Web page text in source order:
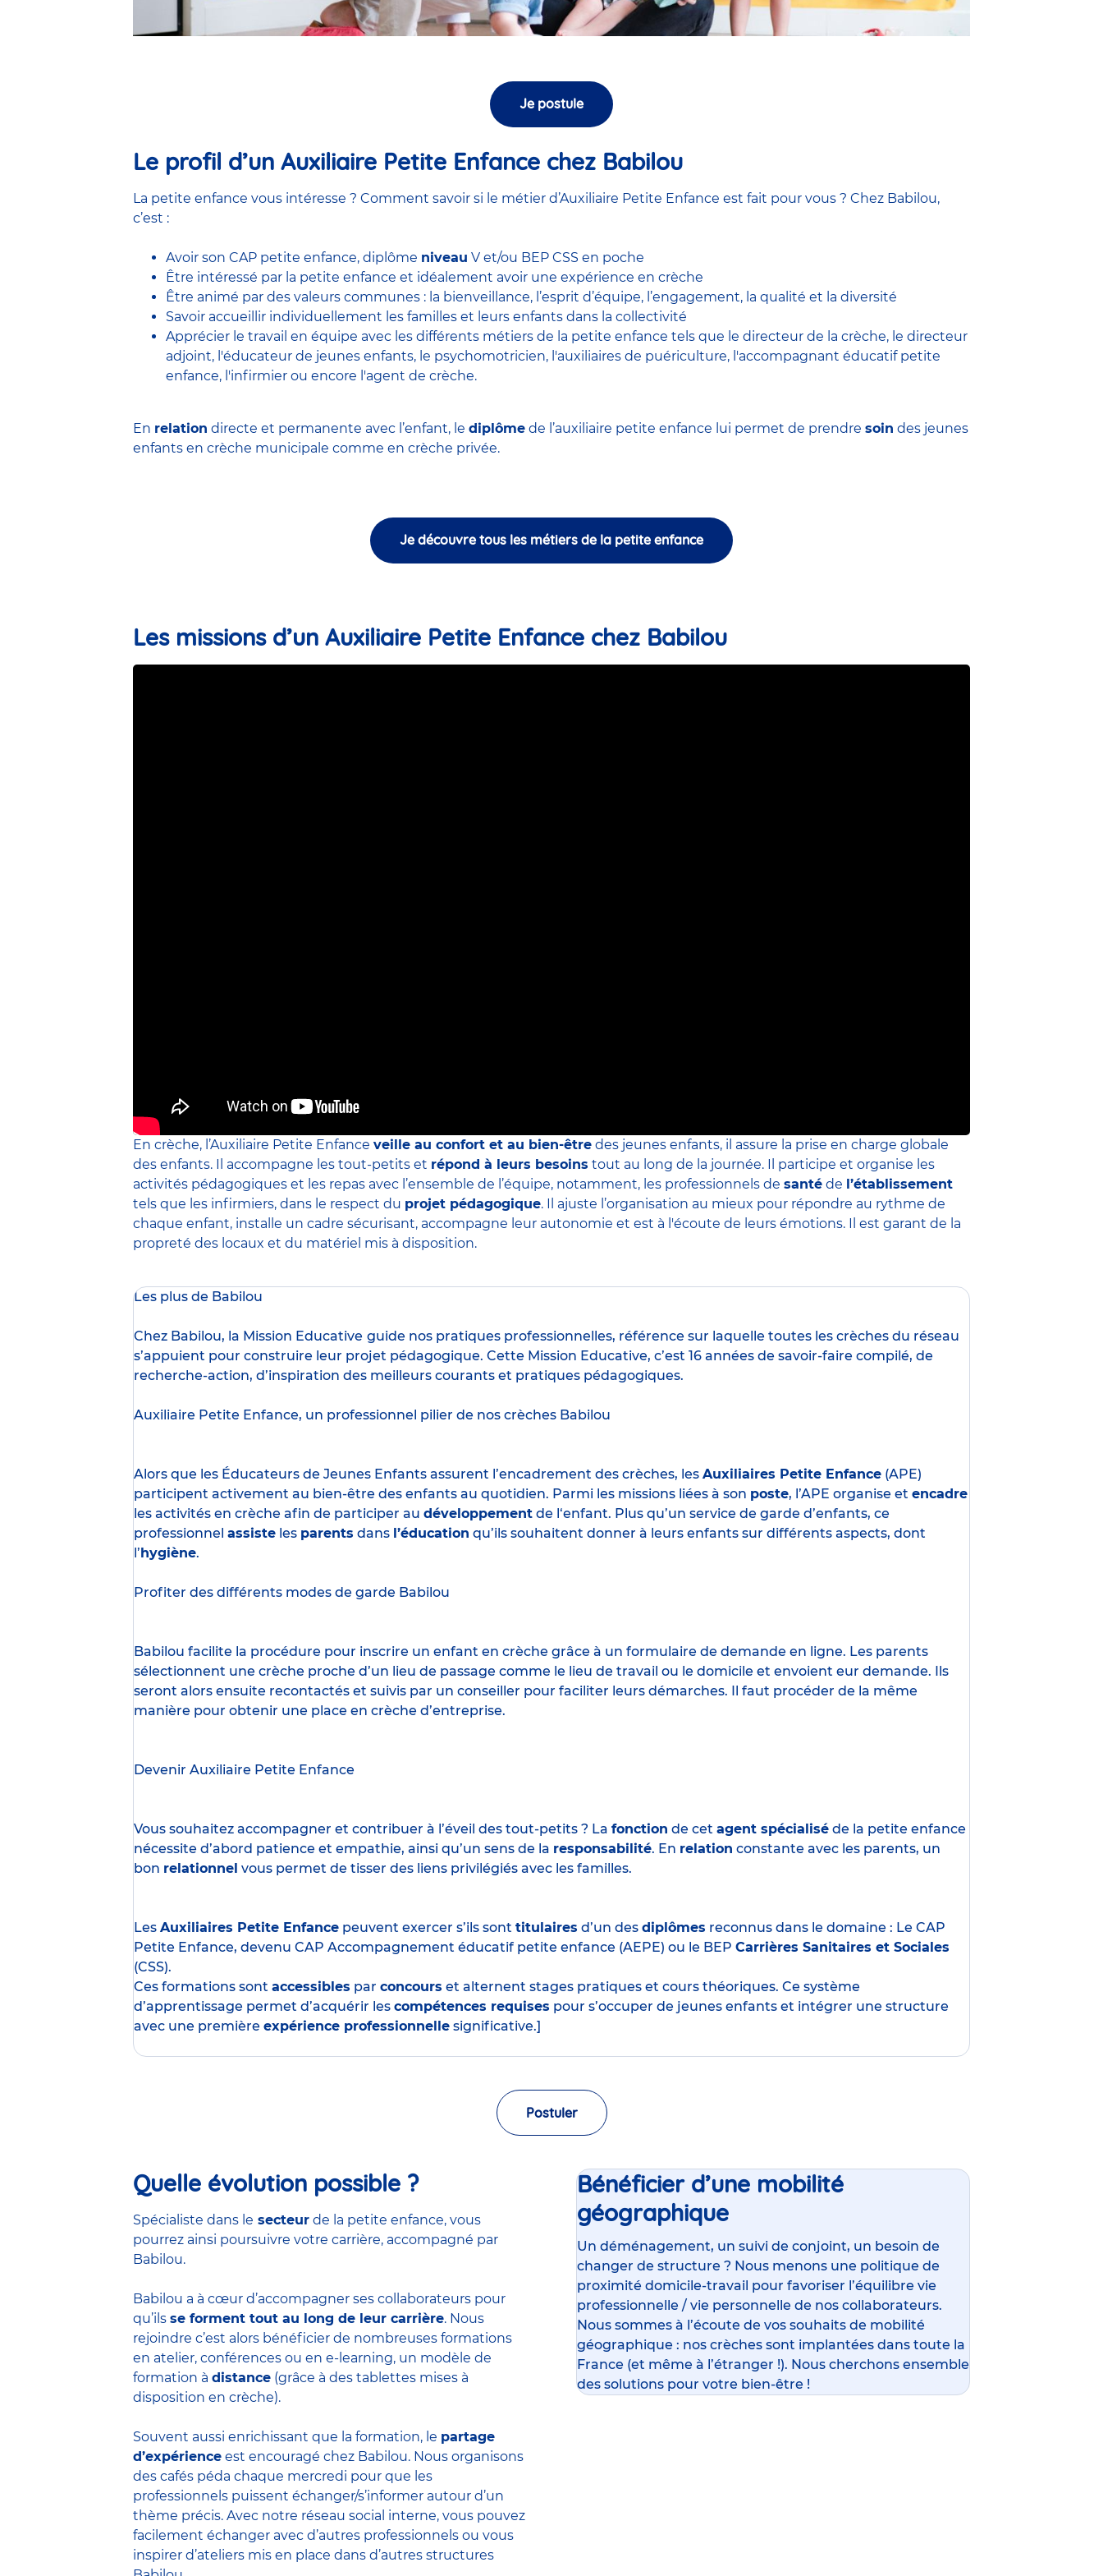
Je postule
Le profil d’un Auxiliaire Petite Enfance chez Babilou
La petite enfance vous intéresse ? Comment savoir si le métier d’Auxiliaire Petite Enfance est fait pour vous ? Chez Babilou,
c’est :
Avoir son CAP petite enfance, diplôme niveau V et/ou BEP CSS en poche
Être intéressé par la petite enfance et idéalement avoir une expérience en crèche
Être animé par des valeurs communes : la bienveillance, l’esprit d’équipe, l’engagement, la qualité et la diversité
Savoir accueillir individuellement les familles et leurs enfants dans la collectivité
Apprécier le travail en équipe avec les différents métiers de la petite enfance tels que le directeur de la crèche, le directeur
adjoint, l'éducateur de jeunes enfants, le psychomotricien, l'auxiliaires de puériculture, l'accompagnant éducatif petite
enfance, l'infirmier ou encore l'agent de crèche.
En relation directe et permanente avec l’enfant, le diplôme de l’auxiliaire petite enfance lui permet de prendre soin des jeunes
enfants en crèche municipale comme en crèche privée.
Je découvre tous les métiers de la petite enfance
Les missions d’un Auxiliaire Petite Enfance chez Babilou
En crèche, l’Auxiliaire Petite Enfance veille au confort et au bien-être des jeunes enfants, il assure la prise en charge globale
des enfants. Il accompagne les tout-petits et répond à leurs besoins tout au long de la journée. Il participe et organise les
activités pédagogiques et les repas avec l’ensemble de l’équipe, notamment, les professionnels de santé de l’établissement
tels que les infirmiers, dans le respect du projet pédagogique. Il ajuste l’organisation au mieux pour répondre au rythme de
chaque enfant, installe un cadre sécurisant, accompagne leur autonomie et est à l'écoute de leurs émotions. Il est garant de la
propreté des locaux et du matériel mis à disposition.
Les plus de Babilou
Chez Babilou, la Mission Educative guide nos pratiques professionnelles, référence sur laquelle toutes les crèches du réseau
s’appuient pour construire leur projet pédagogique. Cette Mission Educative, c’est 16 années de savoir-faire compilé, de
recherche-action, d’inspiration des meilleurs courants et pratiques pédagogiques.
Auxiliaire Petite Enfance, un professionnel pilier de nos crèches Babilou
Alors que les Éducateurs de Jeunes Enfants assurent l’encadrement des crèches, les Auxiliaires Petite Enfance (APE)
participent activement au bien-être des enfants au quotidien. Parmi les missions liées à son poste, l’APE organise et encadre
les activités en crèche afin de participer au développement de l‘enfant. Plus qu’un service de garde d’enfants, ce
professionnel assiste les parents dans l’éducation qu’ils souhaitent donner à leurs enfants sur différents aspects, dont
l’ hygiène.
Profiter des différents modes de garde Babilou
Babilou facilite la procédure pour inscrire un enfant en crèche grâce à un formulaire de demande en ligne. Les parents
sélectionnent une crèche proche d’un lieu de passage comme le lieu de travail ou le domicile et envoient eur demande. Ils
seront alors ensuite recontactés et suivis par un conseiller pour faciliter leurs démarches. Il faut procéder de la même
manière pour obtenir une place en crèche d’entreprise.
Devenir Auxiliaire Petite Enfance
Vous souhaitez accompagner et contribuer à l’éveil des tout-petits ? La fonction de cet agent spécialisé de la petite enfance
nécessite d’abord patience et empathie, ainsi qu’un sens de la responsabilité. En relation constante avec les parents, un
bon relationnel vous permet de tisser des liens privilégiés avec les familles.
Les Auxiliaires Petite Enfance peuvent exercer s’ils sont titulaires d’un des diplômes reconnus dans le domaine : Le CAP
Petite Enfance, devenu CAP Accompagnement éducatif petite enfance (AEPE) ou le BEP Carrières Sanitaires et Sociales
(CSS).
Ces formations sont accessibles par concours et alternent stages pratiques et cours théoriques. Ce système
d’apprentissage permet d’acquérir les compétences requises pour s’occuper de jeunes enfants et intégrer une structure
avec une première expérience professionnelle significative.]
Postuler
Quelle évolution possible ?
Spécialiste dans le secteur de la petite enfance, vous
pourrez ainsi poursuivre votre carrière, accompagné par
Babilou.
Babilou a à cœur d’accompagner ses collaborateurs pour
qu’ils se forment tout au long de leur carrière. Nous
rejoindre c’est alors bénéficier de nombreuses formations
en atelier, conférences ou en e-learning, un modèle de
formation à distance (grâce à des tablettes mises à
disposition en crèche).
Souvent aussi enrichissant que la formation, le partage
d’expérience est encouragé chez Babilou. Nous organisons
des cafés péda chaque mercredi pour que les
professionnels puissent échanger/s’informer autour d’un
thème précis. Avec notre réseau social interne, vous pouvez
facilement échanger avec d’autres professionnels ou vous
inspirer d’ateliers mis en place dans d’autres structures
Bénéficier d’une mobilité
géographique
Un déménagement, un suivi de conjoint, un besoin de
changer de structure ? Nous menons une politique de
proximité domicile-travail pour favoriser l’équilibre vie
professionnelle / vie personnelle de nos collaborateurs.
Nous sommes à l’écoute de vos souhaits de mobilité
géographique : nos crèches sont implantées dans toute la
France (et même à l’étranger !). Nous cherchons ensemble
des solutions pour votre bien-être !